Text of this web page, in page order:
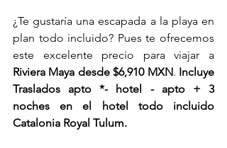
VIAJES 2027
¿Te gustaría una escapada a la playa en
plan todo incluido? Pues te ofrecemos
Riviera Maya desde $6,910 MXN. Incluye
Traslados apto *- hotel - apto + 3
Catalonia Royal Tulum.